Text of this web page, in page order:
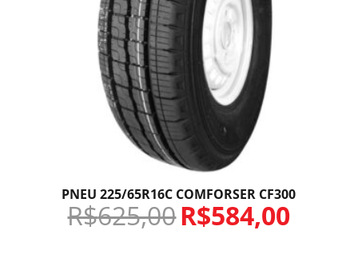
PNEU 225/65R16C COMFORSER CF300
R$625,00R$584,00